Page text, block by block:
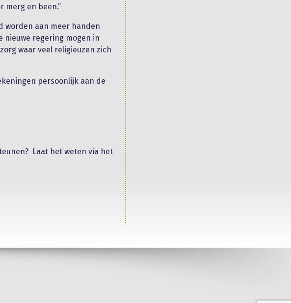
merg en been.”
worden aan meer handen
nieuwe regering mogen in
waar veel religieuzen zich
persoonlijk aan de
Laat het weten via het